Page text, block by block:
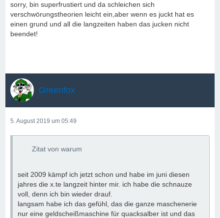
sorry, bin superfrustiert und da schleichen sich
verschwörungstheorien leicht ein,aber wenn es juckt hat es
einen grund und all die langzeiten haben das jucken nicht
beendet!
Greenfox
5. August 2019 um 05:49
Zitat von warum
seit 2009 kämpf ich jetzt schon und habe im juni diesen
jahres die x.te langzeit hinter mir. ich habe die schnauze
voll, denn ich bin wieder drauf.
langsam habe ich das gefühl, das die ganze maschenerie
nur eine geldscheißmaschine für quacksalber ist und das